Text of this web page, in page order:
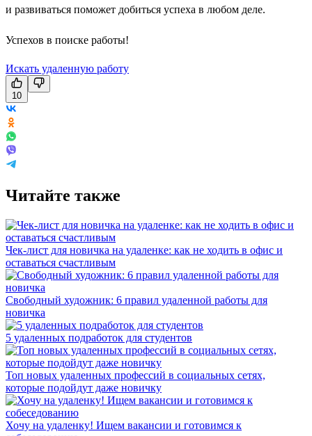
и развиваться поможет добиться успеха в любом деле.
Успехов в поиске работы!
Искать удаленную работу
10
Читайте также
Чек-лист для новичка на удаленке: как не ходить в офис и
оставаться счастливым
Свободный художник: 6 правил удаленной работы для
новичка
5 удаленных подработок для студентов
Топ новых удаленных профессий в социальных сетях,
которые подойдут даже новичку
Хочу на удаленку! Ищем вакансии и готовимся к